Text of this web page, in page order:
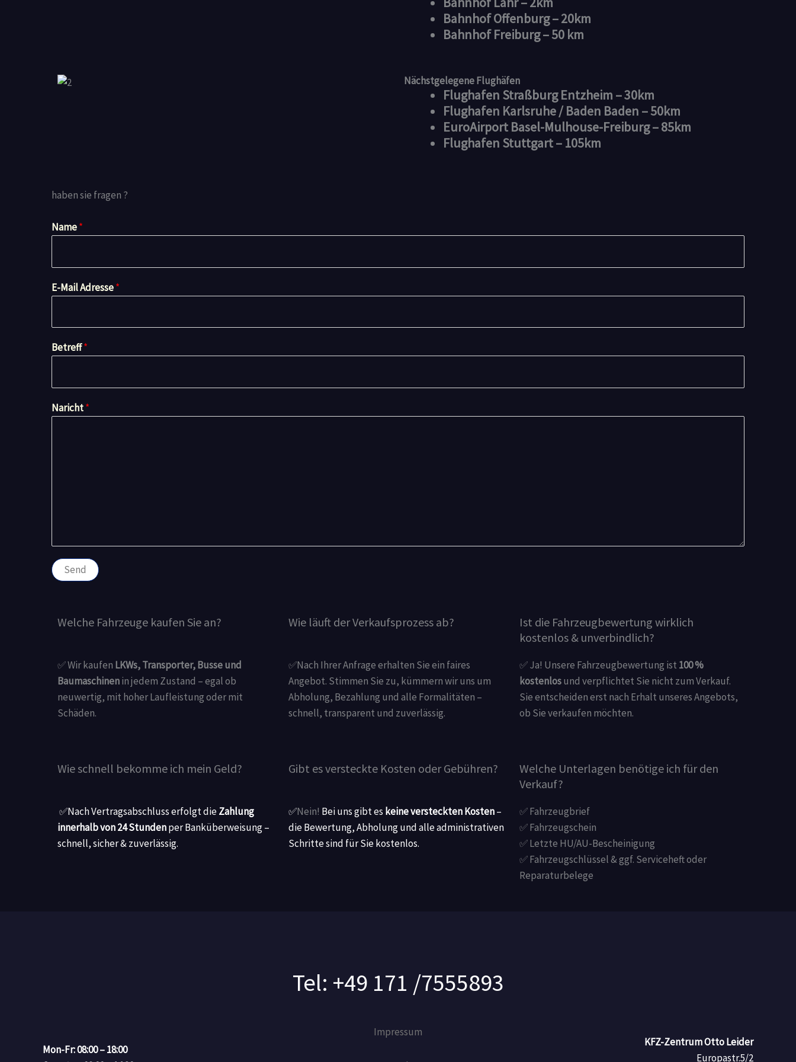
Bahnhof Offenburg – 20km
Bahnhof Freiburg – 50 km
Nächstgelegene Flughäfen
Flughafen Straßburg Entzheim – 30km
Flughafen Karlsruhe / Baden Baden – 50km
EuroAirport Basel-Mulhouse-Freiburg – 85km
Flughafen Stuttgart – 105km
haben sie fragen ?
Name*
E-Mail Adresse*
Betreff*
Naricht*
Send
Welche Fahrzeuge kaufen Sie an? Wie läuft der Verkaufsprozess ab?
Ist die Fahrzeugbewertung wirklich
kostenlos & unverbindlich?
✅ Wir kaufen LKWs, Transporter, Busse und
Baumaschinenin jedem Zustand – egal ob
neuwertig, mit hoher Laufleistung oder mit
Schäden.
✅Nach Ihrer Anfrage erhalten Sie ein faires
Angebot. Stimmen Sie zu, kümmern wir uns um
Abholung, Bezahlung und alle Formalitäten –
schnell, transparent und zuverlässig.
✅ Ja! Unsere Fahrzeugbewertung ist 100 %
kostenlosund verpflichtet Sie nicht zum Verkauf.
Sie entscheiden erst nach Erhalt unseres Angebots,
ob Sie verkaufen möchten.
Wie schnell bekomme ich mein Geld? Gibt es versteckte Kosten oder Gebühren?
Welche Unterlagen benötige ich für den
Verkauf?
✅Nach Vertragsabschluss erfolgt dieZahlung
innerhalb von 24 Stundenper Banküberweisung –
schnell, sicher & zuverlässig.
✅Nein! Bei uns gibt es keine versteckten Kosten–
die Bewertung, Abholung und alle administrativen
Schritte sind für Sie kostenlos.
✅ Fahrzeugbrief
✅ Fahrzeugschein
✅ Letzte HU/AU-Bescheinigung
✅ Fahrzeugschlüssel & ggf. Serviceheft oder
Reparaturbelege
Mon-Fr: 08:00 – 18:00
Tel: +49 171 /7555893
Impressum
KFZ-Zentrum Otto Leider
Europastr.5/2